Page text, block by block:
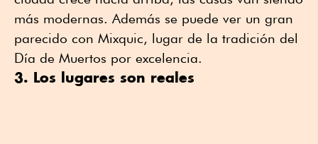
más modernas. Además se puede ver un gran
parecido con Mixquic, lugar de la tradición del
Día de Muertos por excelencia.
3. Los lugares son reales